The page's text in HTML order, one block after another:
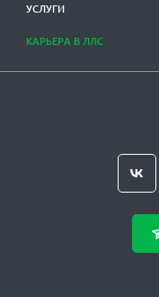
УСЛУГИ
КАРЬЕРА В ЛЛС